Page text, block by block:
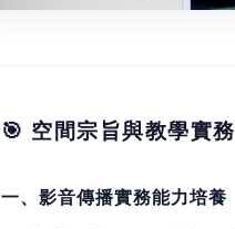
🎯 空間宗旨與教學實務
一、影音傳播實務能力培養